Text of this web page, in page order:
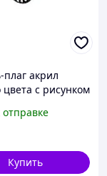
плаг акрил
цвета с рисунком
по контуру
10-2709
отправке
Купить